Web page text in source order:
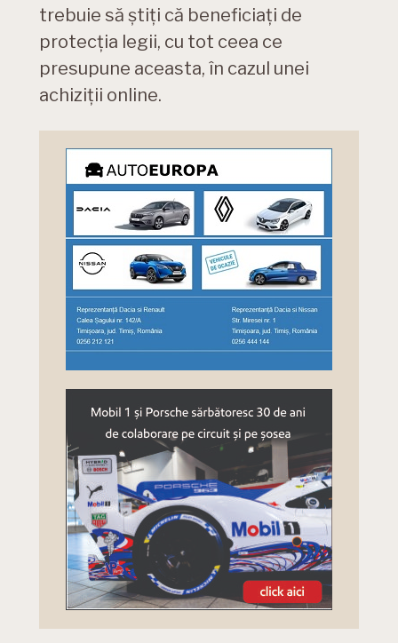
trebuie să știți că beneficiați de
protecția legii, cu tot ceea ce
presupune aceasta, în cazul unei
achiziții online.